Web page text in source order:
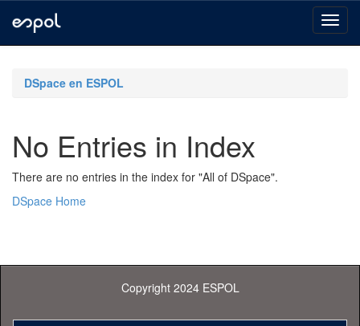
navigationDSpace en ESPOL
No Entries in Index
There are no entries in the index for "All of DSpace".
DSpace Home
Copyright 2024 ESPOL